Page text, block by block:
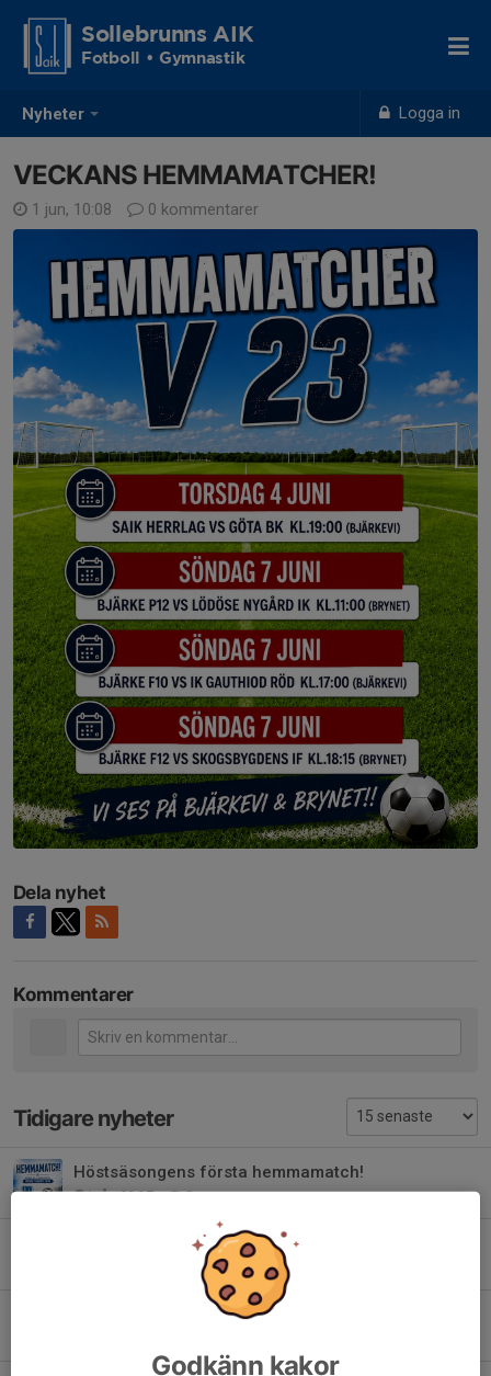
Nyheter Logga in
Sollebrunns AIK
Fotboll • Gymnastik
VECKANS HEMMAMATCHER!
1 jun, 10:08 0 kommentarer
Dela nyhet
Kommentarer
Tidigare nyheter
Höstsäsongens första hemmamatch!
Igår, 09:37 0
HEMMAMATCHER V 32!
0
11-MANNA PLANEN
Godkänn kakor